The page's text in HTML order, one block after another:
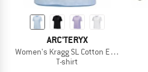
ARC'TERYX
Women's Kragg SL Cotton Emblem
T-shirt